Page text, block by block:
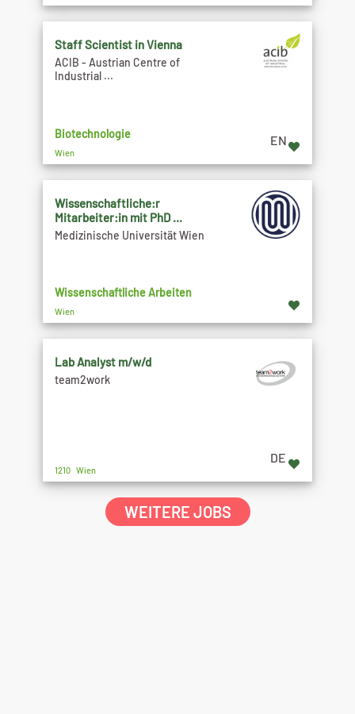
Staff Scientist in Vienna
ACIB - Austrian Centre of
Industrial ...
Biotechnologie
Wien
EN
Wissenschaftliche:r
Mitarbeiter:in mit PhD ...
Medizinische Universität Wien
Wissenschaftliche Arbeiten
Wien
Lab Analyst m/w/d
team2work
1210 Wien
DE
WEITERE JOBS